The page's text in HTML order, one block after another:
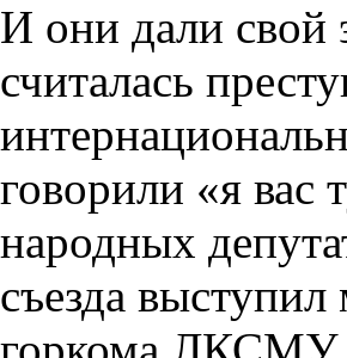
И они дали свой
считалась
говорили «я вас
народных
съезда выступил